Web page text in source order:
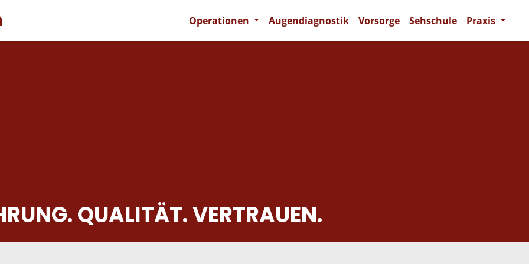
Operationen Augendiagnostik Vorsorge Sehschule Praxis
QUALITÄT. VERTRAUEN.